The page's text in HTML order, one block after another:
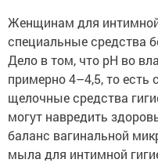
Женщинам для
специальные средства
Дело в том, что pH во
примерно 4–4,5, то
щелочные средства
могут навредить
баланс вагинальной
мыла для интимной